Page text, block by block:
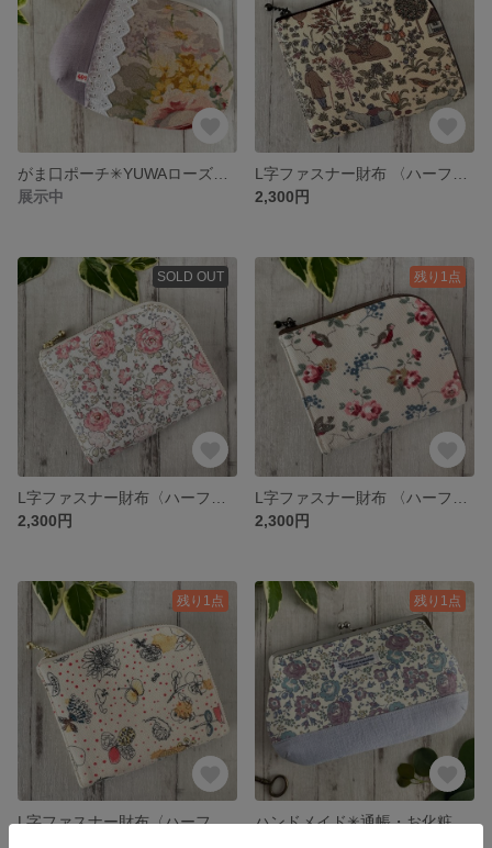
展示中
2,300円
SOLD OUT
2,300円
残り1点
2,300円
残り1点
L字ファスナー財布〈ハーフサイズ〉リバティ11号帆布《メモリーズ・オブ・レイン》YEハンドメイド
残り1点
ハンドメイド✳︎通帳・お化粧・ペンケースがま口✳︎リバティ〈フェリシテ〉ラベンダー